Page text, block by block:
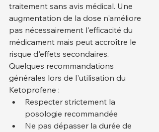
traitement sans avis médical. Une
augmentation de la dose n'améliore
pas nécessairement l'efficacité du
médicament mais peut accroître le
risque d'effets secondaires.
Quelques recommandations
générales lors de l'utilisation du
Ketoprofene :
Respecter strictement la
posologie recommandée
Ne pas dépasser la durée de